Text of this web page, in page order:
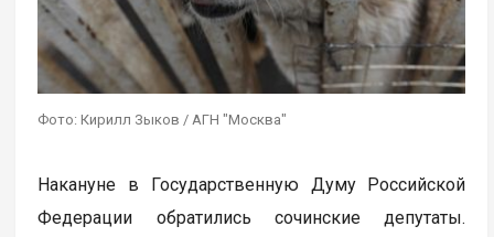
Фото: Кирилл Зыков / АГН "Москва"
Накануне в Государственную Думу Российской
Федерации обратились сочинские депутаты.